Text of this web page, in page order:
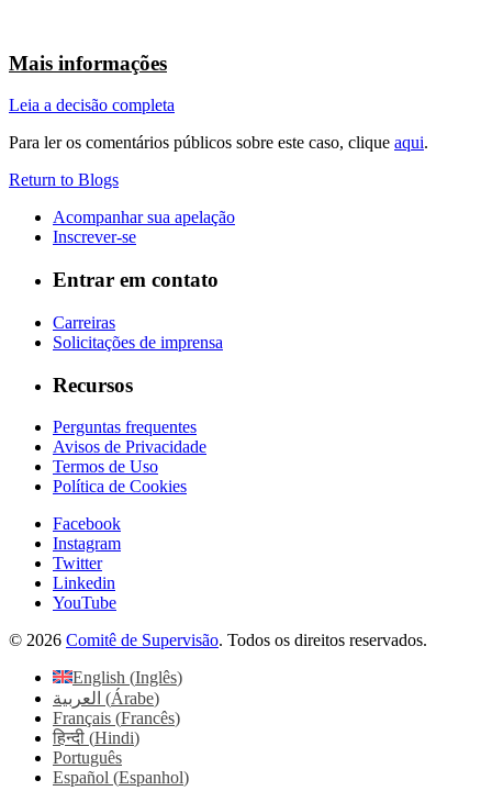
Mais informações
Leia a decisão completa
Para ler os comentários públicos sobre este caso, clique aqui.
Return to Blogs
Acompanhar sua apelação
Inscrever-se
Entrar em contato
Carreiras
Solicitações de imprensa
Recursos
Perguntas frequentes
Avisos de Privacidade
Termos de Uso
Política de Cookies
Facebook
Instagram
Twitter
Linkedin
YouTube
© 2026 Comitê de Supervisão. Todos os direitos reservados.
English (Inglês)
العربية (Árabe)
Français (Francês)
हिन्दी (Hindi)
Português
Español (Espanhol)